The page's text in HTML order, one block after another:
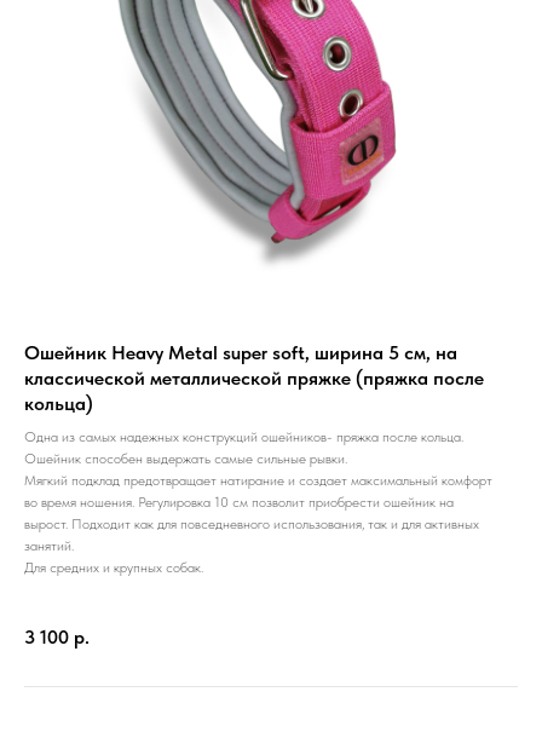
Ошейник Heavy Metal super soft, ширина 5 см, на
классической металлической пряжке (пряжка после
кольца)
Одна из самых надежных конструкций ошейников- пряжка после кольца.
Ошейник способен выдержать самые сильные рывки.
Мягкий подклад предотвращает натирание и создает максимальный комфорт
во время ношения. Регулировка 10 см позволит приобрести ошейник на
вырост. Подходит как для повседневного использования, так и для активных
занятий.
Для средних и крупных собак.
3 100 р.